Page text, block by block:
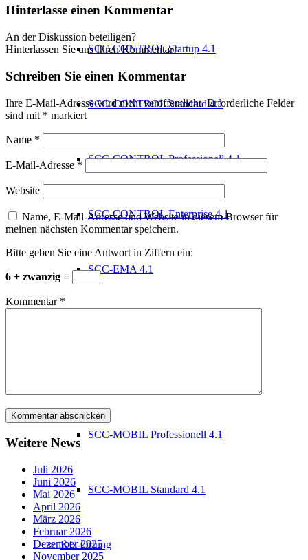
SCC-CONTROL Startup 4.1
SCC-CONTROL Standard 4.1
SCC-CONTROL Professionell 4.1
SCC-CONTROL Enterprise 4.1
SCC-EMA 4.1
SCC-MOBIL Professionell 4.1
SCC-MOBIL Standard 4.1
Kfz-Ortung
Hinterlasse einen Kommentar
An der Diskussion beteiligen?
Hinterlassen Sie uns Ihren Kommentar!
Schreiben Sie einen Kommentar
Ihre E-Mail-Adresse wird nicht veröffentlicht. Erforderliche Felder
sind mit * markiert
Name *
E-Mail-Adresse *
Website
Name, E-Mail-Adresse und Website in diesem Browser für
meinen nächsten Kommentar speichern.
Bitte geben Sie eine Antwort in Ziffern ein:
6 + zwanzig =
Kommentar *
Weitere News
Juli 2026
Juni 2026
Mai 2026
April 2026
März 2026
Februar 2026
Dezember 2025
November 2025